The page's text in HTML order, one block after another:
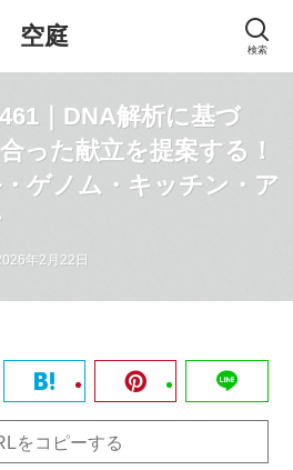
空庭 検索
｜DNA解析に基づ
った献立を提案する！
ゲノム・キッチン・ア
年2月22日
をコピーする